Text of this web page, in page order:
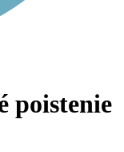
poistenie